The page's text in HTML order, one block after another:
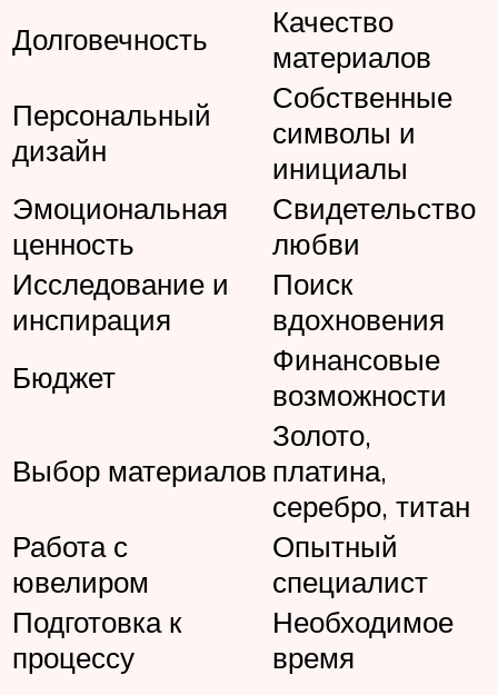
Долговечность
Качество
материалов
Персональный
дизайн
Собственные
символы и
инициалы
Эмоциональная
ценность
Свидетельство
любви
Исследование и
инспирация
Поиск
вдохновения
Бюджет
Финансовые
возможности
Выбор материалов
Золото,
платина,
серебро, титан
Работа с
ювелиром
Опытный
специалист
Подготовка к
процессу
Необходимое
время